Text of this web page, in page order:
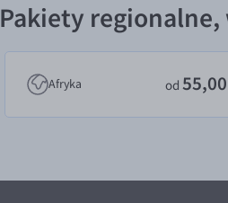
Pakiety
Afryka od 55,00